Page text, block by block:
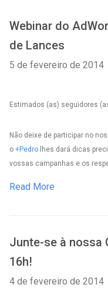
Webinar do
de Lances
5 de fevereiro de 2014
Estimados (as) seguidores
Não deixe de participar no
o +Pedro lhes dará dicas
vossas campanhas e os
Read More
Junte-se à nossa
16h!
4 de fevereiro de 2014